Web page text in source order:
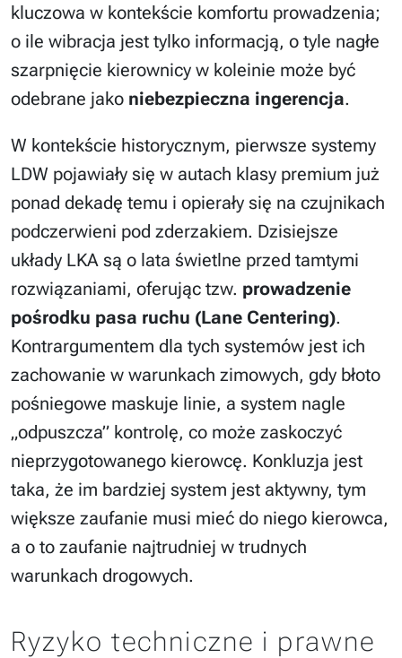
kluczowa w kontekście komfortu prowadzenia;
o ile wibracja jest tylko informacją, o tyle nagłe
szarpnięcie kierownicy w koleinie może być
odebrane jako niebezpieczna ingerencja.
W kontekście historycznym, pierwsze systemy
LDW pojawiały się w autach klasy premium już
ponad dekadę temu i opierały się na czujnikach
podczerwieni pod zderzakiem. Dzisiejsze
układy LKA są o lata świetlne przed tamtymi
rozwiązaniami, oferując tzw. prowadzenie
pośrodku pasa ruchu (Lane Centering).
Kontrargumentem dla tych systemów jest ich
zachowanie w warunkach zimowych, gdy błoto
pośniegowe maskuje linie, a system nagle
„odpuszcza” kontrolę, co może zaskoczyć
nieprzygotowanego kierowcę. Konkluzja jest
taka, że im bardziej system jest aktywny, tym
większe zaufanie musi mieć do niego kierowca,
a o to zaufanie najtrudniej w trudnych
warunkach drogowych.
Ryzyko techniczne i prawne